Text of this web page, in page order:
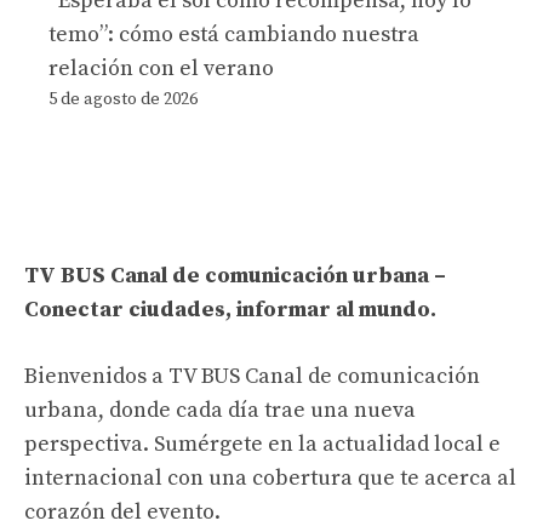
temo”: cómo está cambiando nuestra
relación con el verano
5 de agosto de 2026
TV BUS Canal de comunicación urbana –
Conectar ciudades, informar al mundo.
Bienvenidos a TV BUS Canal de comunicación
urbana, donde cada día trae una nueva
perspectiva. Sumérgete en la actualidad local e
internacional con una cobertura que te acerca al
corazón del evento.